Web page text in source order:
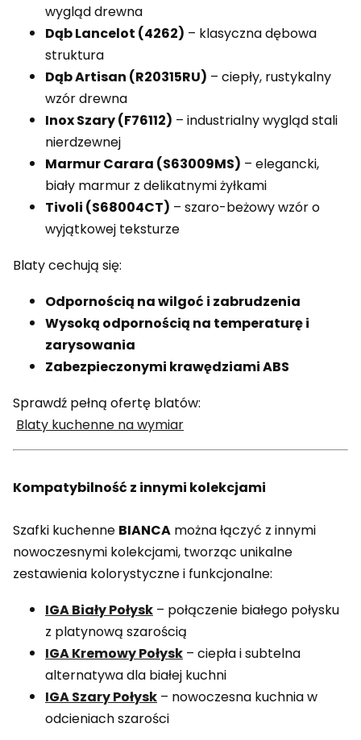
wygląd drewna
Dąb Lancelot (4262) – klasyczna dębowa
struktura
Dąb Artisan (R20315RU) – ciepły, rustykalny
wzór drewna
Inox Szary (F76112) – industrialny wygląd stali
nierdzewnej
Marmur Carara (S63009MS) – elegancki,
biały marmur z delikatnymi żyłkami
Tivoli (S68004CT) – szaro-beżowy wzór o
wyjątkowej teksturze
Blaty cechują się:
Odpornością na wilgoć i zabrudzenia
Wysoką odpornością na temperaturę i
zarysowania
Zabezpieczonymi krawędziami ABS
Sprawdź pełną ofertę blatów:
Blaty kuchenne na wymiar
Kompatybilność z innymi kolekcjami
Szafki kuchenne BIANCA można łączyć z innymi
nowoczesnymi kolekcjami, tworząc unikalne
zestawienia kolorystyczne i funkcjonalne:
IGA Biały Połysk – połączenie białego połysku
z platynową szarością
IGA Kremowy Połysk – ciepła i subtelna
alternatywa dla białej kuchni
IGA Szary Połysk – nowoczesna kuchnia w
odcieniach szarości